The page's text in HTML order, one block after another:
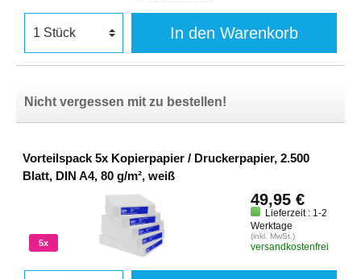
In den Warenkorb
Nicht vergessen mit zu bestellen!
Vorteilspack 5x Kopierpapier / Druckerpapier, 2.500
Blatt, DIN A4, 80 g/m², weiß
5x
49,95 €
Lieferzeit : 1-2
Werktage
(inkl. MwSt.)
versandkostenfrei